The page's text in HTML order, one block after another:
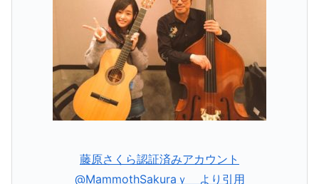
藤原さくら認証済みアカウント
@MammothSakuraｙ より引用